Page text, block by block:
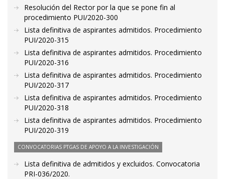
Resolución del Rector por la que se pone fin al
procedimiento PUI/2020-300
Lista definitiva de aspirantes admitidos. Procedimiento
PUI/2020-315
Lista definitiva de aspirantes admitidos. Procedimiento
PUI/2020-316
Lista definitiva de aspirantes admitidos. Procedimiento
PUI/2020-317
Lista definitiva de aspirantes admitidos. Procedimiento
PUI/2020-318
Lista definitiva de aspirantes admitidos. Procedimiento
PUI/2020-319
CONVOCATORIAS PTGAS DE APOYO A LA INVESTIGACIÓN
Lista definitiva de admitidos y excluidos. Convocatoria
PRI-036/2020.